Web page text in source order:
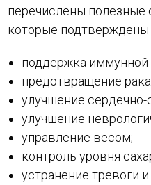
перечислены полезные
которые подтверждены
поддержка иммунной
предотвращение
улучшение сердечно-
улучшение
управление весом;
контроль уровня
устранение тревоги